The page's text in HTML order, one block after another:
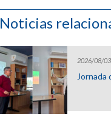
Noticias
2026/08/03
Jornada